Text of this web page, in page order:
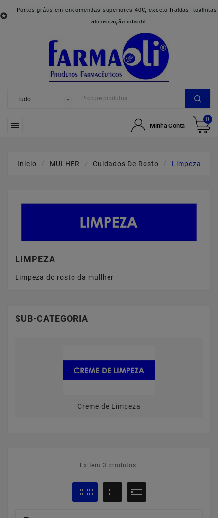

Portes grátis em encomendas superiores 40€, exceto fraldas, toalhitas
alimentação infantil.
 Minha Conta
0
Inicio MULHER Cuidados De Rosto Limpeza
LIMPEZA
Limpeza do rosto da mullher
SUB-CATEGORIA
Creme de Limpeza
Exitem 3 produtos.